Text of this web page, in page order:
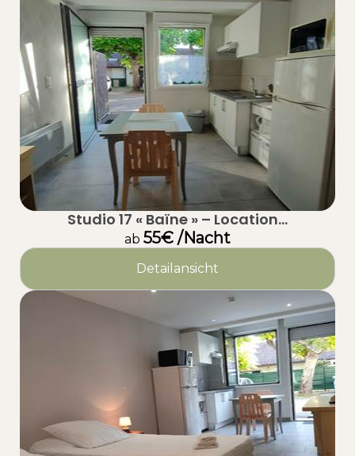
Studio 17 « Baïne » – Location...
ab 55€ /Nacht
Detailansicht